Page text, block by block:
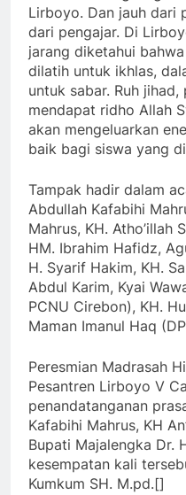
Lirboyo. Dan jauh dari
dari pengajar. Di
jarang diketahui
dilatih untuk ikhlas,
untuk sabar. Ruh
mendapat ridho Allah
akan mengeluarkan
baik bagi siswa yang
Tampak hadir dalam
Abdullah Kafabihi
Mahrus, KH. Atho’illah
HM. Ibrahim Hafidz,
H. Syarif Hakim, KH.
Abdul Karim, Kyai
PCNU Cirebon), KH.
Maman Imanul Haq
Peresmian Madrasah
Pesantren Lirboyo V
penandatanganan
Kafabihi Mahrus, KH
Bupati Majalengka Dr.
kesempatan kali
Kumkum SH. M.pd.[]